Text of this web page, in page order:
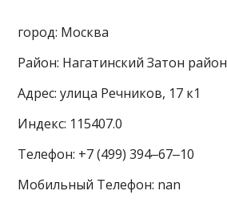
город: Москва
Район: Нагатинский Затон район
Адрес: улица Речников, 17 к1
Индекс: 115407.0
Телефон: +7 (499) 394‒67‒10
Мобильный Телефон: nan